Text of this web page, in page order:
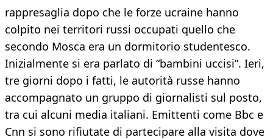
rappresaglia dopo che le forze ucraine hanno
colpito nei territori russi occupati quello che
secondo Mosca era un dormitorio studentesco.
Inizialmente si era parlato di “bambini uccisi”. Ieri,
tre giorni dopo i fatti, le autorità russe hanno
accompagnato un gruppo di giornalisti sul posto,
tra cui alcuni media italiani. Emittenti come Bbc e
Cnn si sono rifiutate di partecipare alla visita dove